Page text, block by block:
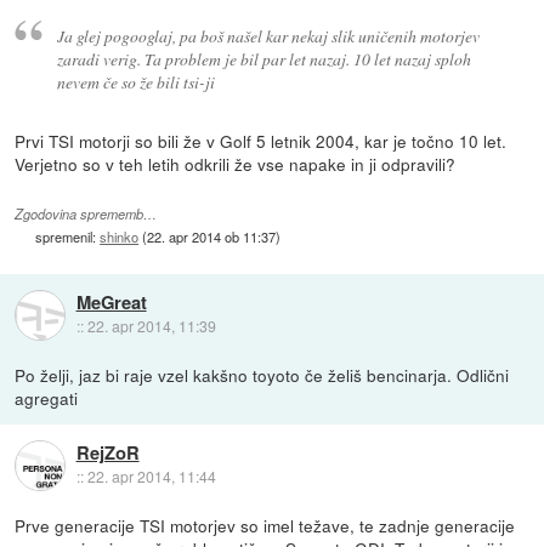
Ja glej pogooglaj, pa boš našel kar nekaj slik uničenih motorjev
zaradi verig. Ta problem je bil par let nazaj. 10 let nazaj sploh
nevem če so že bili tsi-ji
Prvi TSI motorji so bili že v Golf 5 letnik 2004, kar je točno 10 let.
Verjetno so v teh letih odkrili že vse napake in ji odpravili?
Zgodovina sprememb…
spremenil:shinko(22. apr 2014 ob 11:37)
MeGreat
::22. apr 2014, 11:39
Po želji, jaz bi raje vzel kakšno toyoto če želiš bencinarja. Odlični
agregati
RejZoR
::22. apr 2014, 11:44
Prve generacije TSI motorjev so imel težave, te zadnje generacije